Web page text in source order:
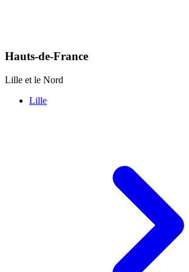
Hauts-de-France
Lille et le Nord
Lille